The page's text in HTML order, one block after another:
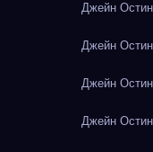
Джейн
Джейн
Джейн
Джейн